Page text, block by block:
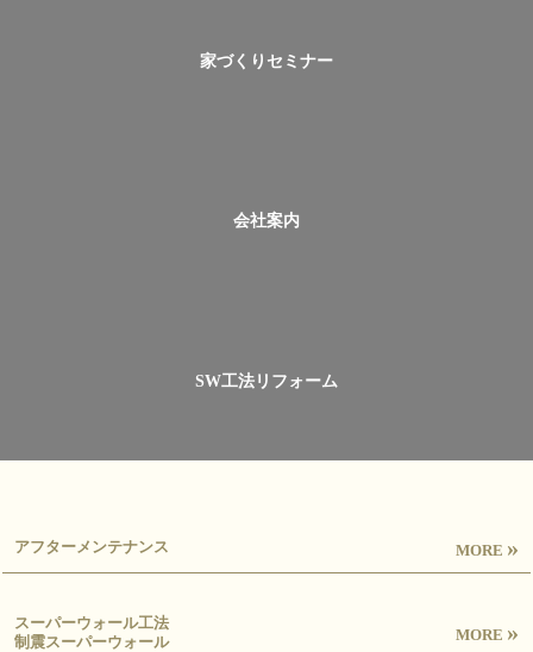
家づくりセミナー
会社案内
SW工法リフォーム
アフターメンテナンス MORE »
スーパーウォール工法
制震スーパーウォール
MORE »